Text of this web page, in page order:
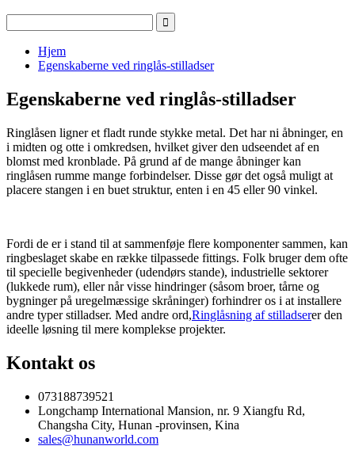
Hjem
Egenskaberne ved ringlås-stilladser
Egenskaberne ved ringlås-stilladser
Ringlåsen ligner et fladt runde stykke metal. Det har ni åbninger, en
i midten og otte i omkredsen, hvilket giver den udseendet af en
blomst med kronblade. På grund af de mange åbninger kan
ringlåsen rumme mange forbindelser. Disse gør det også muligt at
placere stangen i en buet struktur, enten i en 45 eller 90 vinkel.
Fordi de er i stand til at sammenføje flere komponenter sammen, kan
ringbeslaget skabe en række tilpassede fittings. Folk bruger dem ofte
til specielle begivenheder (udendørs stande), industrielle sektorer
(lukkede rum), eller når visse hindringer (såsom broer, tårne ​​og
bygninger på uregelmæssige skråninger) forhindrer os i at installere
andre typer stilladser. Med andre ord,Ringlåsning af stilladserer den
ideelle løsning til mere komplekse projekter.
Kontakt os
073188739521
Longchamp International Mansion, nr. 9 Xiangfu Rd,
Changsha City, Hunan -provinsen, Kina
sales@hunanworld.com